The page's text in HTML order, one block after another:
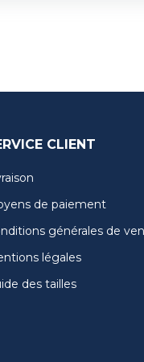
CLIENT
de paiement
générales de
légales
des tailles